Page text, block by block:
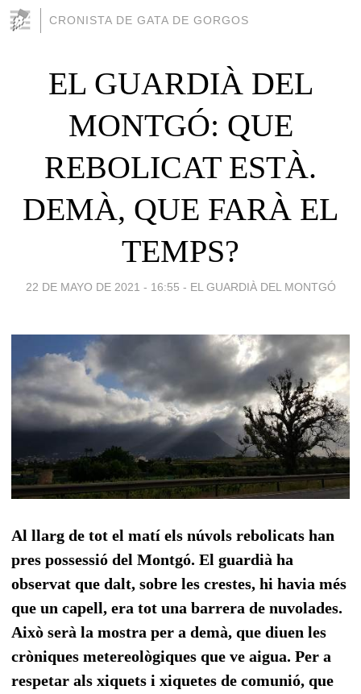
CRONISTA DE GATA DE GORGOS
EL GUARDIÀ DEL
MONTGÓ: QUE
REBOLICAT ESTÀ.
DEMÀ, QUE FARÀ EL
TEMPS?
22 DE MAYO DE 2021 - 16:55 - EL GUARDIÀ DEL MONTGÓ
Al llarg de tot el matí els núvols rebolicats han
pres possessió del Montgó. El guardià ha
observat que dalt, sobre les crestes, hi havia més
que un capell, era tot una barrera de nuvolades.
Això serà la mostra per a demà, que diuen les
cròniques metereològiques que ve aigua. Per a
respetar als xiquets i xiquetes de comunió, que